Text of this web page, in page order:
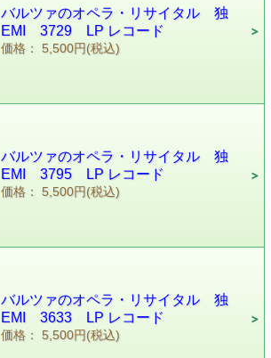
バルツァのオペラ・リサイタル 独
EMI 3729 LP レコード
価格： 5,500円(税込)
バルツァのオペラ・リサイタル 独
EMI 3795 LP レコード
価格： 5,500円(税込)
バルツァのオペラ・リサイタル 独
EMI 3633 LP レコード
価格： 5,500円(税込)